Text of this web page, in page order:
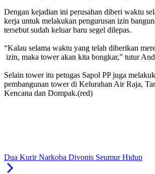
Dengan kejadian ini perusahan diberi waktu
kerja untuk melakukan pengurusan izin
tersebut sudah keluar baru segel dilepas.
“Kalau selama waktu yang telah diberikan
izin, maka tower akan kita bongkar,” tutur
Selain tower itu petugas Sapol PP juga
pembangunan tower di Kelurahan Air Raja,
Kencana dan Dompak.(red)
Dua Kurir Narkoba Divonis Seumur Hidup